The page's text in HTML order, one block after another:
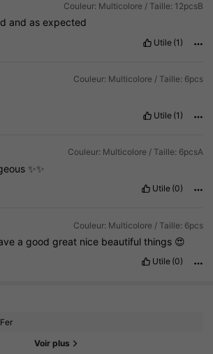
Couleur: Multicolore / Taille: 12pcsB
and as expected
Utile (1)
Couleur: Multicolore / Taille: 6pcs
Utile (1)
Couleur: Multicolore / Taille: 6pcsA
✨✨
Utile (0)
Couleur: Multicolore / Taille: 6pcs
agoodgreat nice beautifulthings 😍
Utile (0)
Fer
Voir plus